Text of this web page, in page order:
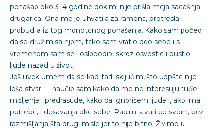
ponašao oko 3–4 godine dok mi nije prišla moja sadašnja
drugarica. Ona me je uhvatila za ramena, protresla i
probudila iz tog monotonog ponašanja. Kako sam počeo
da se družim sa njom, tako sam vratio deo sebe i s
vremenom sam se i oslobodio, skroz osvestio i pustio
ljude nazad u život.
Još uvek umem da se kad-tad isključim, što uopšte nije
loša stvar — naučio sam kako da me ne interesuju tuđe
mišljenje i predrasude, kako da ignorišem ljude i, ako ima
potrebe, i dešavanja oko sebe. Radim stvari po svom, bez
razmišljanja šta drugi misle jer to nije bitno. Živimo u